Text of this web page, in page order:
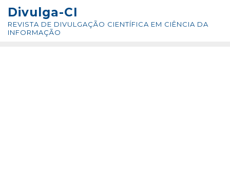
conteúdo
Skip
to
content
Divulga-CI
REVISTA DE DIVULGAÇÃO CIENTÍFICA EM CIÊNCIA DA
INFORMAÇÃO